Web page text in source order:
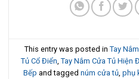
This entry was posted in Tay
Tủ Cổ Điển Tay Nắm Cửa Tủ Hiện
Bếp and tagged núm cửa tủ phụ